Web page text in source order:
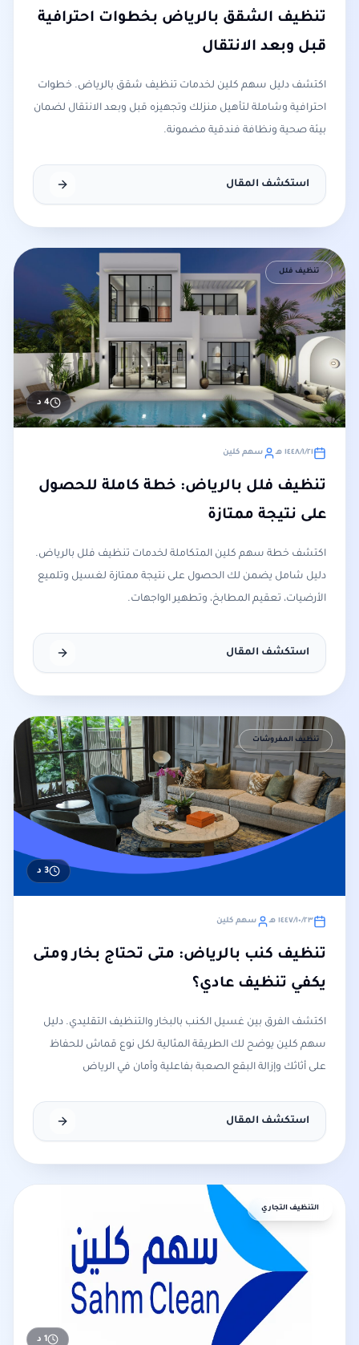
تنظيف الشقق بالرياض بخطوات احترافية
قبل وبعد الانتقال
اكتشف دليل سهم كلين لخدمات تنظيف شقق بالرياض. خطوات
احترافية وشاملة لتأهيل منزلك وتجهيزه قبل وبعد الانتقال لضمان
بيئة صحية ونظافة فندقية مضمونة.
استكشف المقال
تنظيف فلل
4 د
٢١‏/١‏/١٤٤٨ هـ سهم كلين
تنظيف فلل بالرياض: خطة كاملة للحصول
على نتيجة ممتازة
اكتشف خطة سهم كلين المتكاملة لخدمات تنظيف فلل بالرياض.
دليل شامل يضمن لك الحصول على نتيجة ممتازة لغسيل وتلميع
الأرضيات، تعقيم المطابخ، وتطهير الواجهات.
استكشف المقال
تنظيف المفروشات
3 د
٢٣‏/١٠‏/١٤٤٧ هـ سهم كلين
تنظيف كنب بالرياض: متى تحتاج بخار ومتى
يكفي تنظيف عادي؟
اكتشف الفرق بين غسيل الكنب بالبخار والتنظيف التقليدي. دليل
سهم كلين يوضح لك الطريقة المثالية لكل نوع قماش للحفاظ
على أثاثك وإزالة البقع الصعبة بفاعلية وأمان في الرياض
استكشف المقال
التنظيف التجاري
1 د